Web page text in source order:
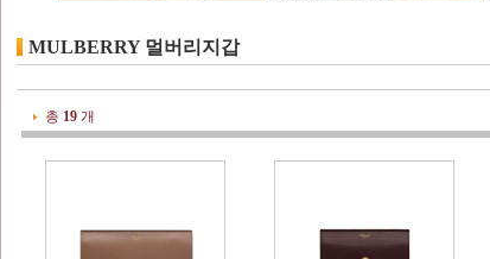
MULBERRY 멀버리지갑
총 19개